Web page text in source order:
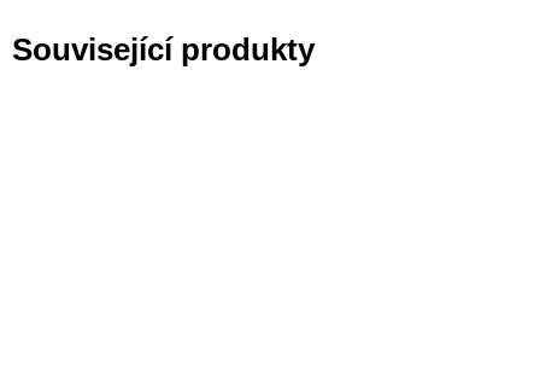
Související produkty